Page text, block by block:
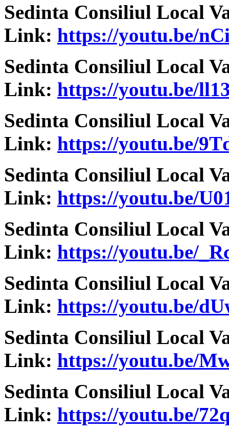
Sedinta Consiliul Local
Link: https://youtu.be/
Sedinta Consiliul Local
Link: https://youtu.be/
Sedinta Consiliul Local
Link: https://youtu.be/
Sedinta Consiliul Local
Link: https://youtu.be/
Sedinta Consiliul Local
Link: https://youtu.be/
Sedinta Consiliul Local
Link: https://youtu.be/
Sedinta Consiliul Local
Link: https://youtu.be/
Sedinta Consiliul Local
Link: https://youtu.be/